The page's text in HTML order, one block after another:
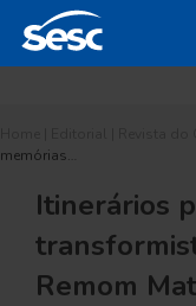
memórias…
Itinerários
Remom